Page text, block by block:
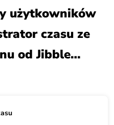
użytkowników
czasu ze
od Jibble…